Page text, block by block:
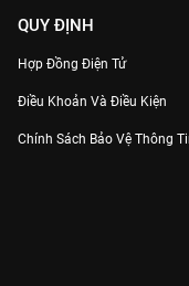
QUY ĐỊNH
Hợp Đồng Điện Tử
Điều Khoản Và Điều Kiện
Chính Sách Bảo Vệ Thông